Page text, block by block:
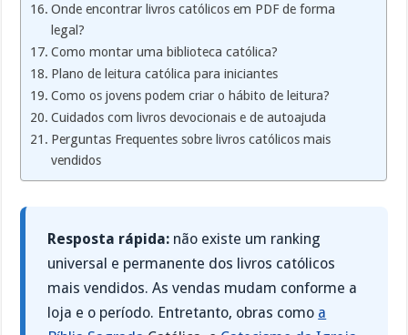
Onde encontrar livros católicos em PDF de forma
legal?
Como montar uma biblioteca católica?
Plano de leitura católica para iniciantes
Como os jovens podem criar o hábito de leitura?
Cuidados com livros devocionais e de autoajuda
Perguntas Frequentes sobre livros católicos mais
vendidos
Resposta rápida: não existe um ranking
universal e permanente dos livros católicos
mais vendidos. As vendas mudam conforme a
loja e o período. Entretanto, obras como a